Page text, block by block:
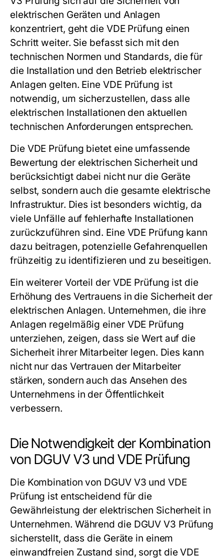
elektrischen Geräten und Anlagen
konzentriert, geht die VDE Prüfung einen
Schritt weiter. Sie befasst sich mit den
technischen Normen und Standards, die für
die Installation und den Betrieb elektrischer
Anlagen gelten. Eine VDE Prüfung ist
notwendig, um sicherzustellen, dass alle
elektrischen Installationen den aktuellen
technischen Anforderungen entsprechen.
Die VDE Prüfung bietet eine umfassende
Bewertung der elektrischen Sicherheit und
berücksichtigt dabei nicht nur die Geräte
selbst, sondern auch die gesamte elektrische
Infrastruktur. Dies ist besonders wichtig, da
viele Unfälle auf fehlerhafte Installationen
zurückzuführen sind. Eine VDE Prüfung kann
dazu beitragen, potenzielle Gefahrenquellen
frühzeitig zu identifizieren und zu beseitigen.
Ein weiterer Vorteil der VDE Prüfung ist die
Erhöhung des Vertrauens in die Sicherheit der
elektrischen Anlagen. Unternehmen, die ihre
Anlagen regelmäßig einer VDE Prüfung
unterziehen, zeigen, dass sie Wert auf die
Sicherheit ihrer Mitarbeiter legen. Dies kann
nicht nur das Vertrauen der Mitarbeiter
stärken, sondern auch das Ansehen des
Unternehmens in der Öffentlichkeit
verbessern.
Die Notwendigkeit der Kombination
von DGUV V3 und VDE Prüfung
Die Kombination von DGUV V3 und VDE
Prüfung ist entscheidend für die
Gewährleistung der elektrischen Sicherheit in
Unternehmen. Während die DGUV V3 Prüfung
sicherstellt, dass die Geräte in einem
einwandfreien Zustand sind, sorgt die VDE